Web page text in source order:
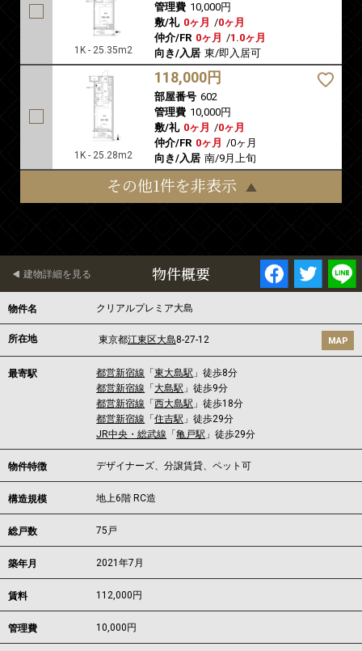
1K - 25.35m2
管理費 10,000円
敷/礼 0ヶ月 /0ヶ月
仲介/FR 0ヶ月 /1.0ヶ月
向き/入居 東/即入居可
1K - 25.28m2
118,000円
部屋番号 602
管理費 10,000円
敷/礼 0ヶ月 /0ヶ月
仲介/FR 0ヶ月 /0ヶ月
向き/入居 南/9月上旬
その他1件を非表示
物件概要
建物詳細を見る
物件名 クリアルプレミア大島
所在地 東京都江東区大島8-27-12 MAP
最寄駅 都営新宿線 「東大島駅 」徒歩8分
都営新宿線 「 大島駅 」徒歩9分
都営新宿線 「西大島駅 」徒歩18分
都営新宿線 「住吉駅 」徒歩29分
JR中央・総武線 「亀戸駅 」徒歩29分
物件特徴 デザイナーズ、分譲賃貸、ペット可
構造規模 地上6階 RC造
総戸数 75戸
築年月 2021年7月
賃料 112,000 円
管理費 10,000円